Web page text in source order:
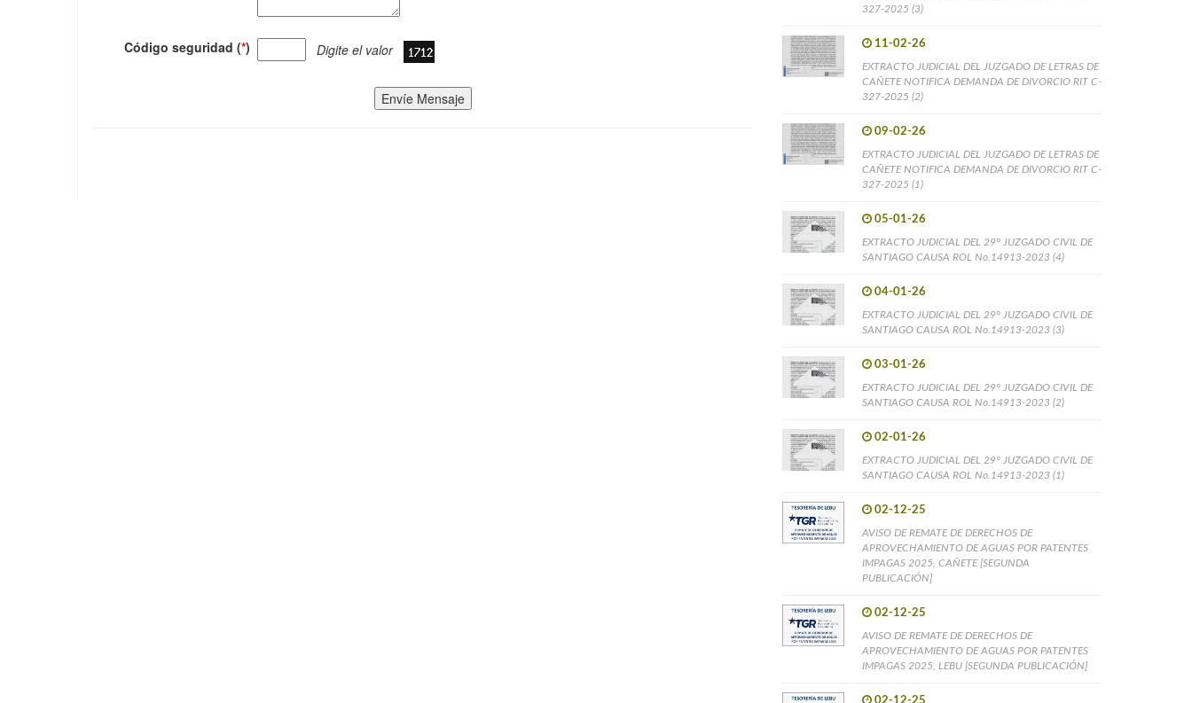
Código seguridad (*) Digite el valor
Envíe Mensaje
327-2025 (3)
11-02-26
EXTRACTO JUDICIAL DEL JUZGADO DE LETRAS DE
CAÑETE NOTIFICA DEMANDA DE DIVORCIO RIT C-
327-2025 (2)
09-02-26
EXTRACTO JUDICIAL DEL JUZGADO DE LETRAS DE
CAÑETE NOTIFICA DEMANDA DE DIVORCIO RIT C-
327-2025 (1)
05-01-26
EXTRACTO JUDICIAL DEL 29° JUZGADO CIVIL DE
SANTIAGO CAUSA ROL No.14913-2023 (4)
04-01-26
EXTRACTO JUDICIAL DEL 29° JUZGADO CIVIL DE
SANTIAGO CAUSA ROL No.14913-2023 (3)
03-01-26
EXTRACTO JUDICIAL DEL 29° JUZGADO CIVIL DE
SANTIAGO CAUSA ROL No.14913-2023 (2)
02-01-26
EXTRACTO JUDICIAL DEL 29° JUZGADO CIVIL DE
SANTIAGO CAUSA ROL No.14913-2023 (1)
02-12-25
AVISO DE REMATE DE DERECHOS DE
APROVECHAMIENTO DE AGUAS POR PATENTES
IMPAGAS 2025, CAÑETE [SEGUNDA
PUBLICACIÓN]
02-12-25
AVISO DE REMATE DE DERECHOS DE
APROVECHAMIENTO DE AGUAS POR PATENTES
IMPAGAS 2025, LEBU [SEGUNDA PUBLICACIÓN]